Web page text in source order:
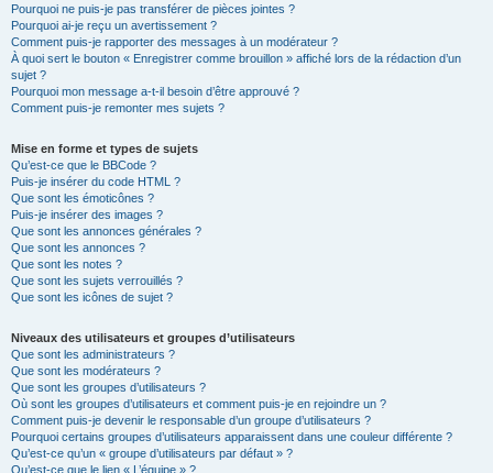
Pourquoi ne puis-je pas transférer de pièces jointes ?
Pourquoi ai-je reçu un avertissement ?
Comment puis-je rapporter des messages à un modérateur ?
À quoi sert le bouton « Enregistrer comme brouillon » affiché lors de la rédaction d’un
sujet ?
Pourquoi mon message a-t-il besoin d’être approuvé ?
Comment puis-je remonter mes sujets ?
Mise en forme et types de sujets
Qu’est-ce que le BBCode ?
Puis-je insérer du code HTML ?
Que sont les émoticônes ?
Puis-je insérer des images ?
Que sont les annonces générales ?
Que sont les annonces ?
Que sont les notes ?
Que sont les sujets verrouillés ?
Que sont les icônes de sujet ?
Niveaux des utilisateurs et groupes d’utilisateurs
Que sont les administrateurs ?
Que sont les modérateurs ?
Que sont les groupes d’utilisateurs ?
Où sont les groupes d’utilisateurs et comment puis-je en rejoindre un ?
Comment puis-je devenir le responsable d’un groupe d’utilisateurs ?
Pourquoi certains groupes d’utilisateurs apparaissent dans une couleur différente ?
Qu’est-ce qu’un « groupe d’utilisateurs par défaut » ?
Qu’est-ce que le lien « L’équipe » ?